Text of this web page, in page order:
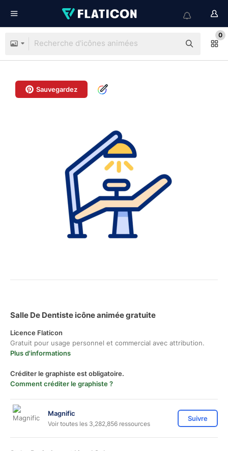
0
Sauvegardez
Salle De Dentiste icône animée gratuite
Licence Flaticon
Gratuit pour usage personnel et commercial avec attribution.
Plus d'informations
Créditer le graphiste est obligatoire.
Comment créditer le graphiste ?
Magnific
Voir toutes les 3,282,856 ressources
Suivre